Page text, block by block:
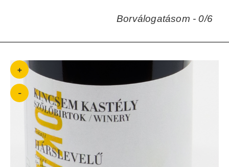
Borválogatásom - 0/6
+
-